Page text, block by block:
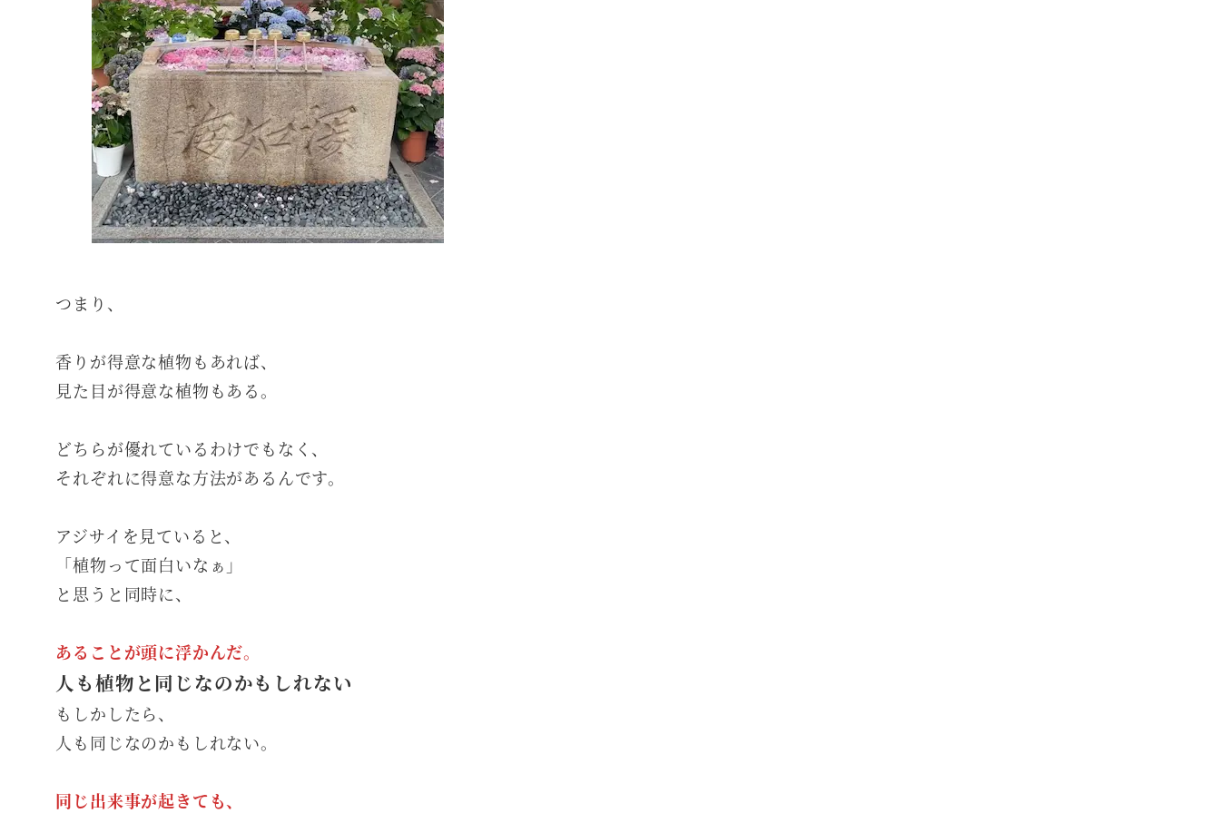
つまり、
香りが得意な植物もあれば、
見た目が得意な植物もある。
どちらが優れているわけでもなく、
それぞれに得意な方法があるんです。
アジサイを見ていると、
「植物って面白いなぁ」
と思うと同時に、
あることが頭に浮かんだ。
人も植物と同じなのかもしれない
もしかしたら、
人も同じなのかもしれない。
同じ出来事が起きても、